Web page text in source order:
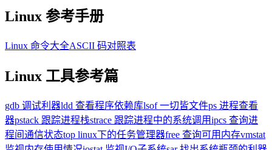
Linux 参考手册
Linux 命令大全ASCII 码对照表
Linux 工具参考篇
gdb 调试利器ldd 查看程序依赖库lsof 一切皆文件ps 进程查看
器pstack 跟踪进程栈strace 跟踪进程中的系统调用ipcs 查询进
程间通信状态top linux下的任务管理器free 查询可用内存vmstat